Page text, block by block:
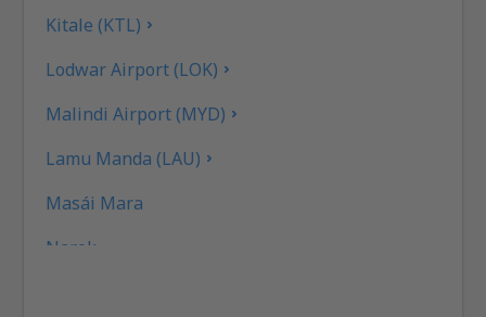
Kitale (KTL)
Lodwar Airport (LOK)
Malindi Airport (MYD)
Lamu Manda (LAU)
Masái Mara
Narok